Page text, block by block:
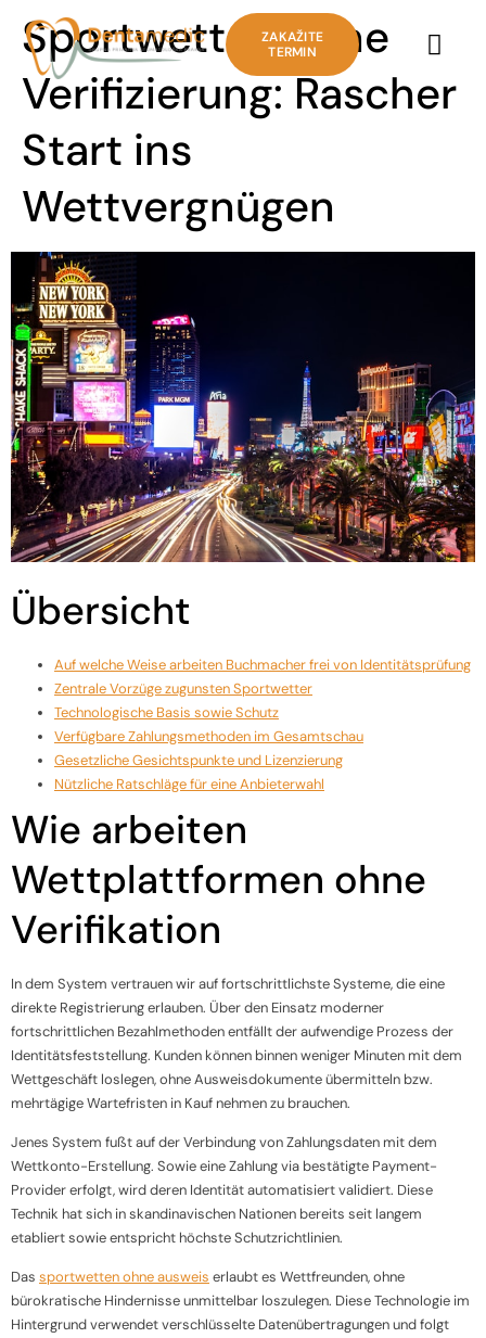
ZAKAŽITE
TERMIN
Sportwetten ohne
Verifizierung: Rascher
Start ins
Wettvergnügen
Übersicht
Auf welche Weise arbeiten Buchmacher frei von Identitätsprüfung
Zentrale Vorzüge zugunsten Sportwetter
Technologische Basis sowie Schutz
Verfügbare Zahlungsmethoden im Gesamtschau
Gesetzliche Gesichtspunkte und Lizenzierung
Nützliche Ratschläge für eine Anbieterwahl
Wie arbeiten
Wettplattformen ohne
Verifikation
In dem System vertrauen wir auf fortschrittlichste Systeme, die eine
direkte Registrierung erlauben. Über den Einsatz moderner
fortschrittlichen Bezahlmethoden entfällt der aufwendige Prozess der
Identitätsfeststellung. Kunden können binnen weniger Minuten mit dem
Wettgeschäft loslegen, ohne Ausweisdokumente übermitteln bzw.
mehrtägige Wartefristen in Kauf nehmen zu brauchen.
Jenes System fußt auf der Verbindung von Zahlungsdaten mit dem
Wettkonto-Erstellung. Sowie eine Zahlung via bestätigte Payment-
Provider erfolgt, wird deren Identität automatisiert validiert. Diese
Technik hat sich in skandinavischen Nationen bereits seit langem
etabliert sowie entspricht höchste Schutzrichtlinien.
Das sportwetten ohne ausweis erlaubt es Wettfreunden, ohne
bürokratische Hindernisse unmittelbar loszulegen. Diese Technologie im
Hintergrund verwendet verschlüsselte Datenübertragungen und folgt